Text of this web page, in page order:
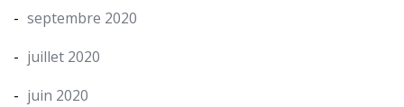
septembre 2020
juillet 2020
juin 2020